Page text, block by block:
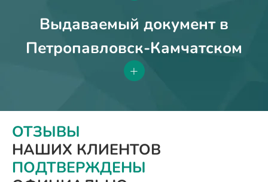
Выдаваемый документ в
Петропавловск-Камчатском
+
ОТЗЫВЫ
НАШИХ КЛИЕНТОВ
ПОДТВЕРЖДЕНЫ